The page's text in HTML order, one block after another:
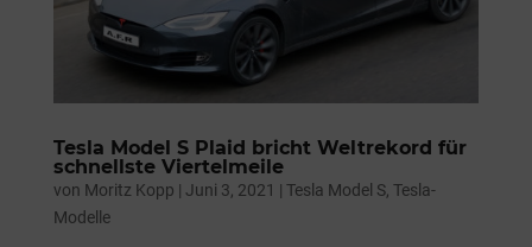
Tesla Model S Plaid bricht Weltrekord für
schnellste Viertelmeile
von Moritz Kopp | Juni 3, 2021 | Tesla Model S, Tesla-
Modelle